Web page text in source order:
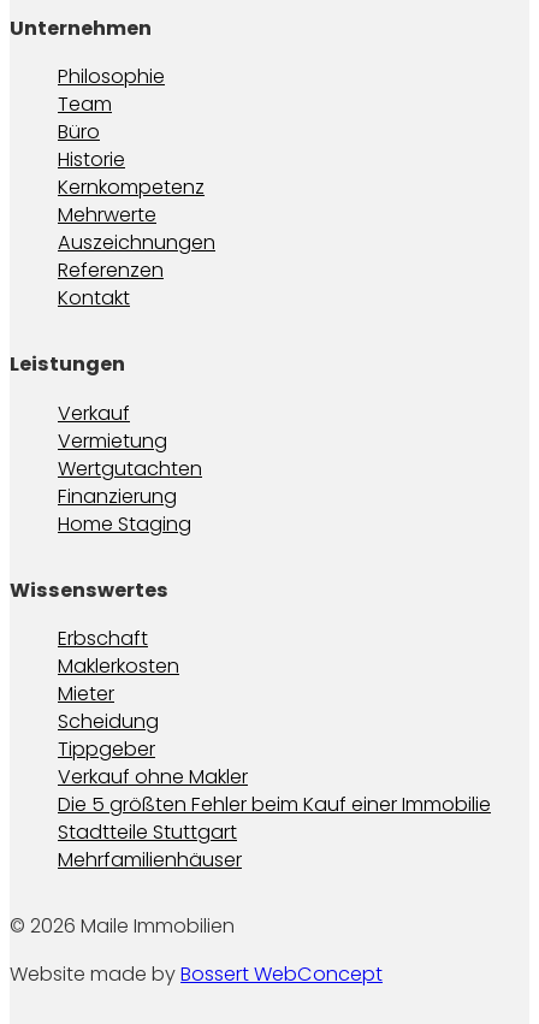
Unternehmen
Philosophie
Team
Büro
Historie
Kernkompetenz
Mehrwerte
Auszeichnungen
Referenzen
Kontakt
Leistungen
Verkauf
Vermietung
Wertgutachten
Finanzierung
Home Staging
Wissenswertes
Erbschaft
Maklerkosten
Mieter
Scheidung
Tippgeber
Verkauf ohne Makler
Die 5 größten Fehler beim Kauf einer Immobilie
Stadtteile Stuttgart
Mehrfamilienhäuser
© 2026 Maile Immobilien
Website made byBossert WebConcept